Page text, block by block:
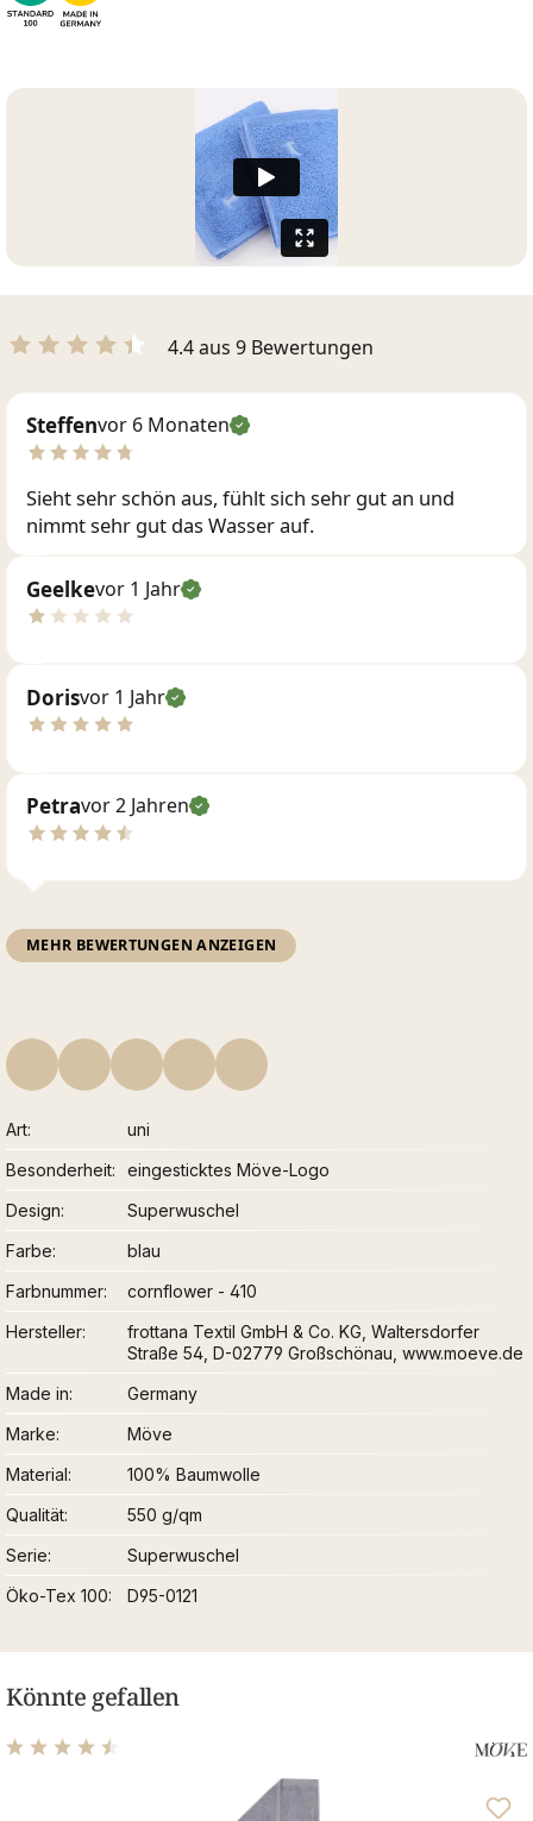
4.4 aus 9 Bewertungen
Steffenvor 6 Monaten
Sieht sehr schön aus, fühlt sich sehr gut an und
nimmt sehr gut das Wasser auf.
Geelkevor 1 Jahr
Dorisvor 1 Jahr
Petravor 2 Jahren
MEHR BEWERTUNGEN ANZEIGEN
Art
uni
Besonderheit
eingesticktes Möve-Logo
Design
Superwuschel
Farbe
blau
Farbnummer
cornflower - 410
Hersteller
frottana Textil GmbH & Co. KG, Waltersdorfer
Straße 54, D-02779 Großschönau, www.moeve.de
Made in
Germany
Marke
Möve
Material
100% Baumwolle
Qualität
550 g/qm
Serie
Superwuschel
Öko-Tex 100
D95-0121
Könnte gefallen
Durchschnittliche Bewertung von 4.48 von 5 Sternen